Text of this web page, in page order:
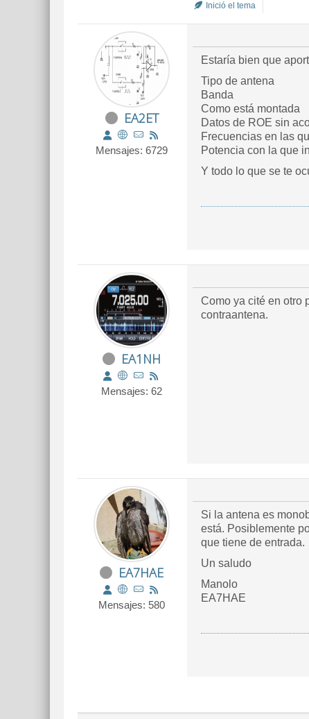
Inició el tema
EA2ET
Mensajes: 6729
Estaría bien que
Tipo de antena
Banda
Como está montada
Datos de ROE sin
Frecuencias en las
Potencia con la que
Y todo lo que se te
EA1NH
Mensajes: 62
Como ya cité en otro
contraantena.
EA7HAE
Mensajes: 580
Si la antena es
está. Posiblemente
que tiene de entrada.
Un saludo
Manolo
EA7HAE